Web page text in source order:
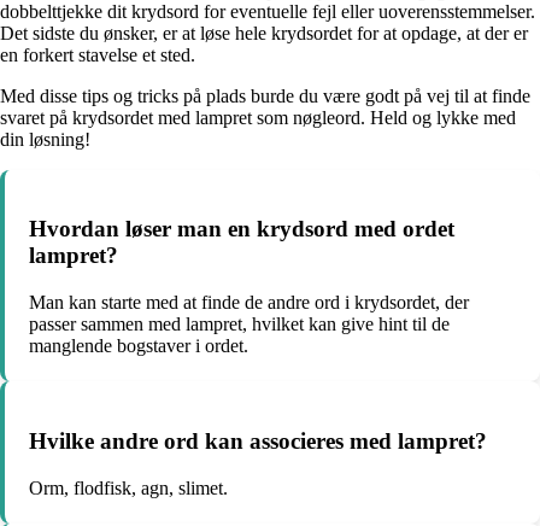
dobbelttjekke dit krydsord for eventuelle fejl eller uoverensstemmelser.
Det sidste du ønsker, er at løse hele krydsordet for at opdage, at der er
en forkert stavelse et sted.
Med disse tips og tricks på plads burde du være godt på vej til at finde
svaret på krydsordet med lampret som nøgleord. Held og lykke med
din løsning!
Hvordan løser man en krydsord med ordet
lampret?
Man kan starte med at finde de andre ord i krydsordet, der
passer sammen med lampret, hvilket kan give hint til de
manglende bogstaver i ordet.
Hvilke andre ord kan associeres med lampret?
Orm, flodfisk, agn, slimet.